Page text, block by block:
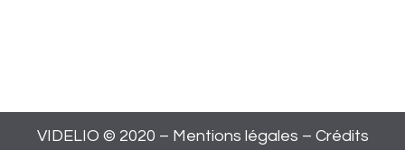
VIDELIO © 2020 – Mentions légales – Crédits